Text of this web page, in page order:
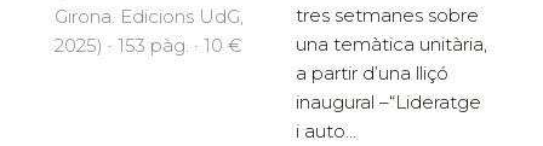
Girona. Edicions UdG,
2025) · 153 pàg. · 10 €
tres setmanes sobre
una temàtica unitària,
a partir d’una lliçó
inaugural –“Lideratge
i auto...